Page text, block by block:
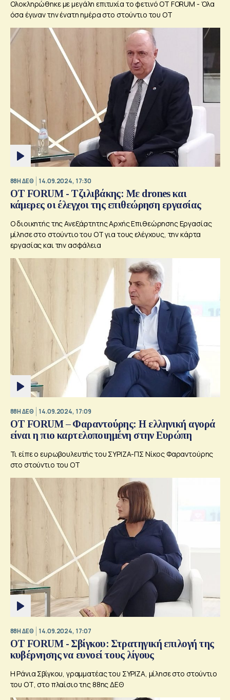
Ολοκληρώθηκε με μεγάλη επιτυχία το φετινό OT FORUM - Όλα
όσα έγιναν την ένατη ημέρα στο στούντιο του ΟΤ
88Η ΔΕΘ 14.09.2024, 17:30
OT FORUM - Τζιλιβάκης: Με drones και
κάμερες οι έλεγχοι της επιθεώρηση εργασίας
Ο διοικητής της Ανεξάρτητης Αρχής Επιθεώρησης Εργασίας
μίλησε στο στούντιο του ΟΤ για τους ελέγχους, την κάρτα
εργασίας και την ασφάλεια
88Η ΔΕΘ 14.09.2024, 17:09
OT FORUM – Φαραντούρης: Η ελληνική αγορά
είναι η πιο καρτελοποιημένη στην Ευρώπη
Τι είπε ο ευρωβουλευτής του ΣΥΡΙΖΑ-ΠΣ Νίκος Φαραντούρης
στο στούντιο του ΟΤ
88Η ΔΕΘ 14.09.2024, 17:07
ΟΤ FORUM - Σβίγκου: Στρατηγική επιλογή της
κυβέρνησης να ευνοεί τους λίγους
Η Ράνια Σβίγκου, γραμματέας του ΣΥΡΙΖΑ, μίλησε στο στούντιο
του ΟΤ, στο πλαίσιο της 88ης ΔΕΘ